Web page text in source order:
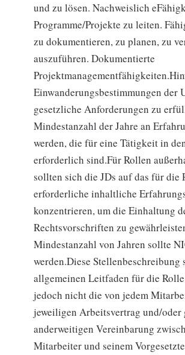
und zu lösen. Nachweislich
Programme/Projekte zu leiten.
zu dokumentieren, zu planen, zu
auszuführen. Dokumentierte
Einwanderungsbestimmungen der
gesetzliche Anforderungen zu
Mindestanzahl der Jahre an
werden, die für eine Tätigkeit in
erforderlich sind.Für Rollen
sollten sich die JDs auf das für die
erforderliche inhaltliche
konzentrieren, um die Einhaltung
Rechtsvorschriften zu
Mindestanzahl von Jahren sollte
werden.Diese Stellenbeschreibung
allgemeinen Leitfaden für die
jedoch nicht die von jedem
jeweiligen Arbeitsvertrag und/oder
anderweitigen Vereinbarung
Mitarbeiter und seinem